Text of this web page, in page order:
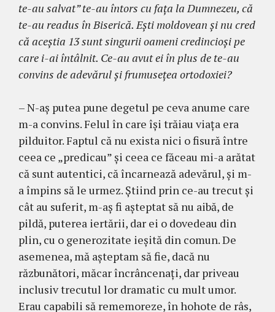
te-au salvat” te-au întors cu faţa la Dum­ne­zeu, că
te-au readus în Biserică. Eşti moldo­vean şi nu cred
că aceştia 13 sunt singurii oameni cre­dincioşi pe
care i-ai întâlnit. Ce-au avut ei în plus de te-au
convins de adevărul şi frumuseţea orto­doxiei?
– N-aş putea pune degetul pe ceva anume care
m-a convins. Felul în care îşi trăiau viaţa era
pil­duitor. Faptul că nu exista nici o fisură între
ceea ce „predicau” şi ceea ce făceau mi-a arătat
că sunt au­tentici, că încarnează adevărul, şi m-
a împins să le urmez. Ştiind prin ce-au trecut şi
cât au suferit, m-aş fi aşteptat să nu aibă, de
pildă, puterea iertării, dar ei o do­vedeau din
plin, cu o generozitate ieşită din comun. De
asemenea, mă aşteptam să fie, dacă nu
răzbunători, măcar încrâncenaţi, dar priveau
inclusiv tre­cutul lor dramatic cu mult umor.
Erau ca­pabili să rememoreze, în hohote de râs,